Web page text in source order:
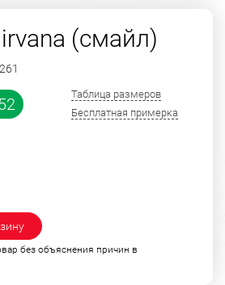
(смайл)
Таблица размеров
Бесплатная примерка
без объяснения причин в